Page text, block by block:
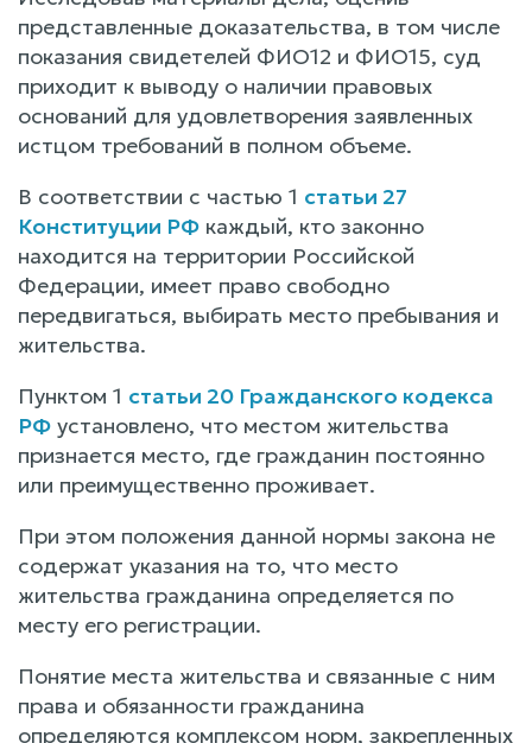
представленные доказательства, в том числе
показания свидетелей ФИО12 и ФИО15, суд
приходит к выводу о наличии правовых
оснований для удовлетворения заявленных
истцом требований в полном объеме.
В соответствии с частью 1 статьи 27
Конституции РФ каждый, кто законно
находится на территории Российской
Федерации, имеет право свободно
передвигаться, выбирать место пребывания и
жительства.
Пунктом 1 статьи 20 Гражданского кодекса
РФ установлено, что местом жительства
признается место, где гражданин постоянно
или преимущественно проживает.
При этом положения данной нормы закона не
содержат указания на то, что место
жительства гражданина определяется по
месту его регистрации.
Понятие места жительства и связанные с ним
права и обязанности гражданина
определяются комплексом норм, закрепленных